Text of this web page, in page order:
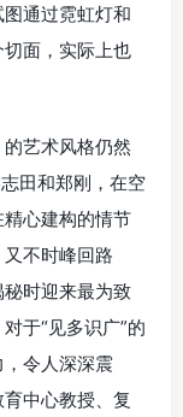
通过霓虹灯和
面，实际上也
艺术风格仍然
田和郑刚，在空
心建构的情节
不时峰回路
时迎来最为致
于“见多识广”的
令人深深震
中心教授、复